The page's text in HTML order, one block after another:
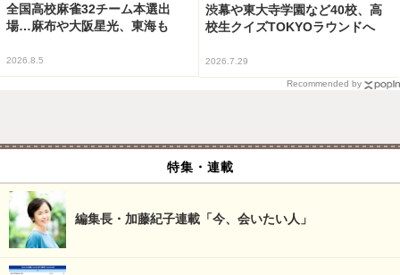
全国高校麻雀32チーム本選出
場…麻布や大阪星光、東海も
2026.8.5
渋幕や東大寺学園など40校、高
校生クイズTOKYOラウンドへ
2026.7.29
Recommended by
特集・連載
編集長・加藤紀子連載「今、会いたい人」